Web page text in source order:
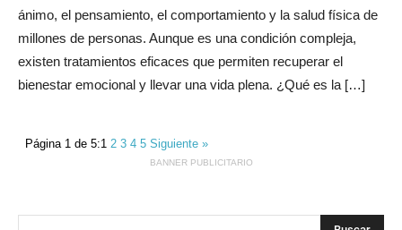
ánimo, el pensamiento, el comportamiento y la salud física de
millones de personas. Aunque es una condición compleja,
existen tratamientos eficaces que permiten recuperar el
bienestar emocional y llevar una vida plena. ¿Qué es la […]
Página 1 de 5:1 2345Siguiente »
BANNER PUBLICITARIO